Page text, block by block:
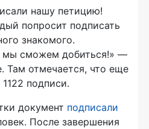
нашу петицию!
попросит подписать
знакомого.
мы сможем добиться!» —
Там отмечается, что еще
подписи.
документ подписали
После завершения